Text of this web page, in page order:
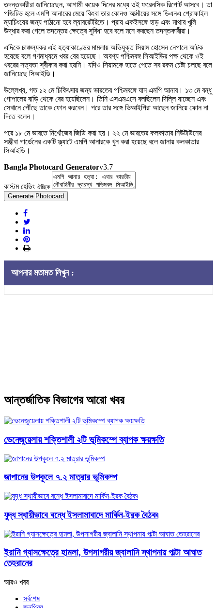
তদন্তকারীরা জানিয়েছেন, আগামী কয়েক দিনের মধ্যে ওই ফরেনসিক রিপোর্ট আসবে। তা
পজিটিভ হলে এমপি আনারের মেয়ে কিংবা তার কোনও আত্মীয়ের সঙ্গে ডিএনএ প্রোফাইল
ম্যাচিংয়ের জন্য পাঠানো হবে ল্যাবরেটরিতে। প্রায় একইসঙ্গে হাড় এবং মাথার খুলি
উদ্ধার করা গেলে তদন্তের ক্ষেত্রে সুবিধা হবে বলে মনে করছেন তদন্তকারীরা।
এদিকে চাঞ্চল্যকর এই হত্যাকাণ্ডের মামলায় অভিযুক্ত সিয়াম হোসেন নেপালে আটক
হয়েছে বলে গণমাধ্যমে খবর বের হয়েছে। অবশ্য পশ্চিমবঙ্গ সিআইডির পক্ষ থেকে ওই
খবরের সত্যতা স্বীকার করা হয়নি। যদিও সিয়ামকে হাতে পেতে সব রকম চেষ্টা চলছে বলে
জানিয়েছে সিআইডি।
উল্লেখ্য, গত ১২ মে চিকিৎসার জন্য ভারতের পশ্চিমবঙ্গে যান এমপি আনার। ১৩ মে বন্ধু
গোপালের বাড়ি থেকে বের হয়েছিলেন। তিনি এসএমএসে বলছিলেন দিল্লি যাচ্ছেন এবং
সেখানে পৌঁছে তাকে ফোন করবেন। পরে তার সঙ্গে ভিআইপিরা আছেন জানিয়ে ফোন না
দিতে বলেন।
পরে ১৮ মে ভারতে নিখোঁজের জিডি করা হয়। ২২ মে ভারতের কলকাতার নিউটাউনের
সঞ্জীবা গার্ডেনের একটি ফ্ল্যাটে এমপি আনারকে খুন করা হয়েছে বলে জানায় কলকাতার
সিআইডি।
Bangla Photocard Generatorv3.7
কাস্টম হেডিং ঐচ্ছিক
Generate Photocard
আপনার মতামত লিখুন :
আন্তর্জাতিক বিভাগের আরো খবর
ভেনেজুয়েলায় শক্তিশালী ২টি ভূমিকম্পে ব্যাপক ক্ষয়ক্ষতি
জাপানের উপকূলে ৭.২ মাত্রার ভূমিকম্প
যুদ্ধ স্থায়ীভাবে বন্ধে ইসলামাবাদে মার্কিন-ইরক বৈঠক৷
ইরানি গ্যাসক্ষেত্রে হামলা, উপসাগরীয় জ্বালানি স্থাপনায় পাল্টা আঘাত
তেহরানের
আরও খবর
সর্বশেষ